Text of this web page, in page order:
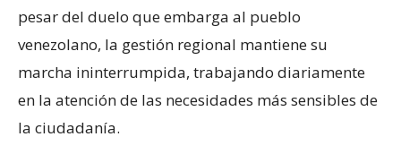
pesar del duelo que embarga al pueblo
venezolano, la gestión regional mantiene su
marcha ininterrumpida, trabajando diariamente
en la atención de las necesidades más sensibles de
la ciudadanía.